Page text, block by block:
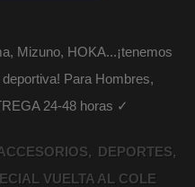
Mizuno, HOKA...¡tenemos
Para Hombres,
24-48 horas ✓
DEPORTES
VUELTA AL COLE